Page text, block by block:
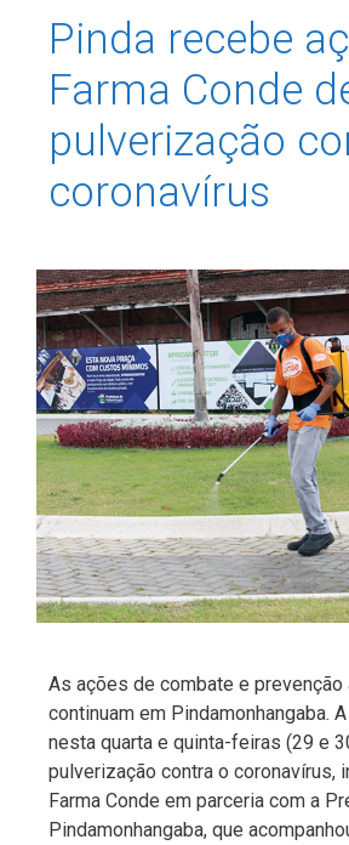
Pinda recebe
Farma Conde
pulverização
coronavírus
As ações de combate e prevenção
continuam em Pindamonhangaba.
nesta quarta e quinta-feiras (29 e
pulverização contra o coronavírus,
Farma Conde em parceria com a
Pindamonhangaba, que